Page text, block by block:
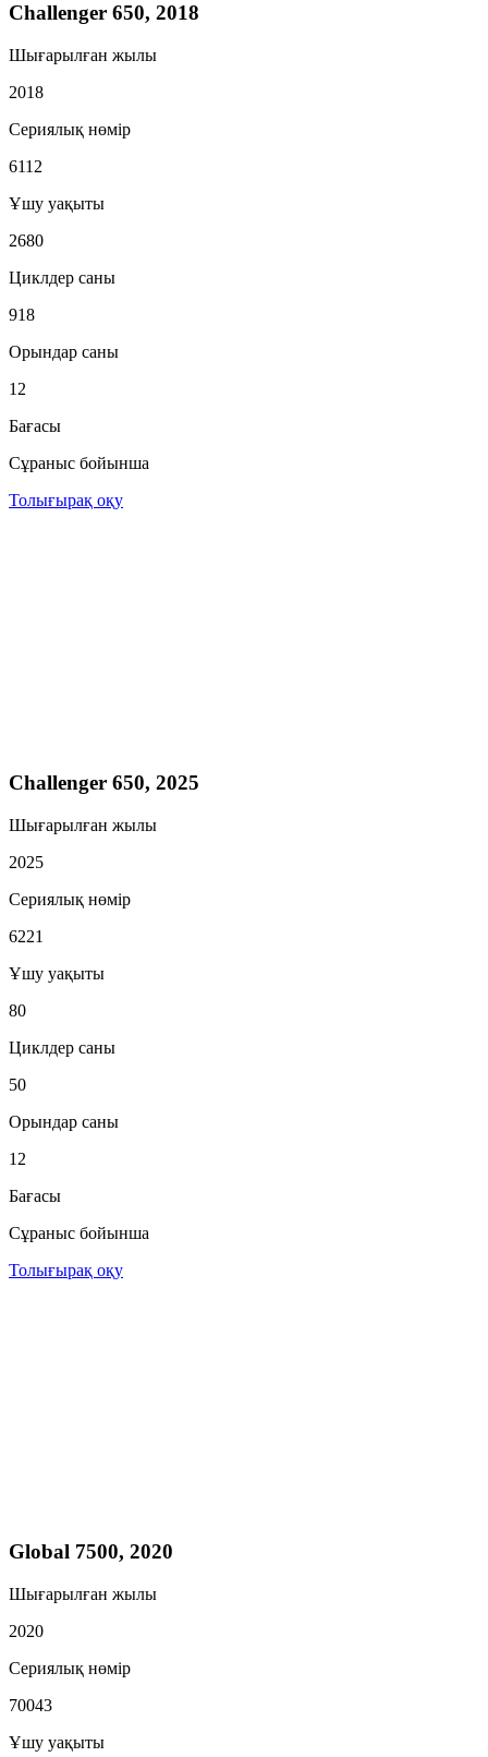
Challenger 650, 2018
Шығарылған жылы
2018
Сериялық нөмір
6112
Ұшу уақыты
2680
Циклдер саны
918
Орындар саны
12
Бағасы
Сұраныс бойынша
Толығырақ оқу
Challenger 650, 2025
Шығарылған жылы
2025
Сериялық нөмір
6221
Ұшу уақыты
80
Циклдер саны
50
Орындар саны
12
Бағасы
Сұраныс бойынша
Толығырақ оқу
Global 7500, 2020
Шығарылған жылы
2020
Сериялық нөмір
70043
Ұшу уақыты